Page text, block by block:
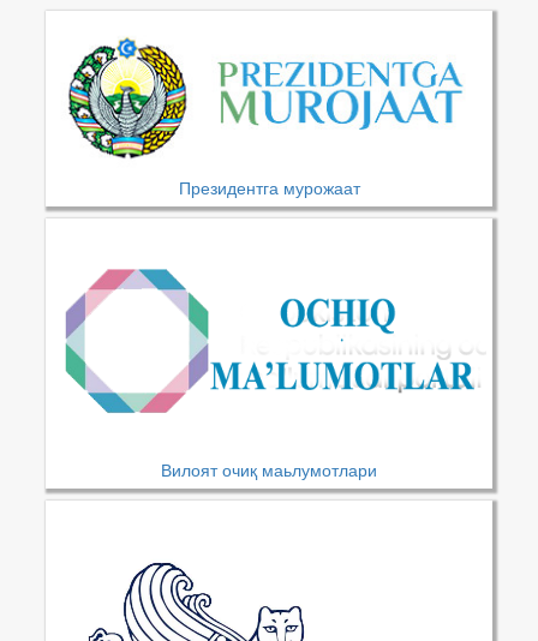
Президентга мурожаат
Вилоят очиқ маьлумотлари